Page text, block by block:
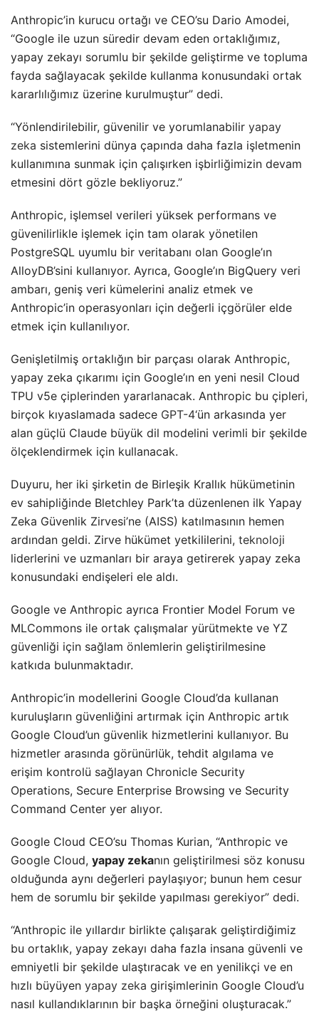
Anthropic’in kurucu ortağı ve CEO’su Dario Amodei,
“Google ile uzun süredir devam eden ortaklığımız,
yapay zekayı sorumlu bir şekilde geliştirme ve topluma
fayda sağlayacak şekilde kullanma konusundaki ortak
kararlılığımız üzerine kurulmuştur” dedi.
“Yönlendirilebilir, güvenilir ve yorumlanabilir yapay
zeka sistemlerini dünya çapında daha fazla işletmenin
kullanımına sunmak için çalışırken işbirliğimizin devam
etmesini dört gözle bekliyoruz.”
Anthropic, işlemsel verileri yüksek performans ve
güvenilirlikle işlemek için tam olarak yönetilen
PostgreSQL uyumlu bir veritabanı olan Google’ın
AlloyDB’sini kullanıyor. Ayrıca, Google’ın BigQuery veri
ambarı, geniş veri kümelerini analiz etmek ve
Anthropic’in operasyonları için değerli içgörüler elde
etmek için kullanılıyor.
Genişletilmiş ortaklığın bir parçası olarak Anthropic,
yapay zeka çıkarımı için Google’ın en yeni nesil Cloud
TPU v5e çiplerinden yararlanacak. Anthropic bu çipleri,
birçok kıyaslamada sadece GPT-4‘ün arkasında yer
alan güçlü Claude büyük dil modelini verimli bir şekilde
ölçeklendirmek için kullanacak.
Duyuru, her iki şirketin de Birleşik Krallık hükümetinin
ev sahipliğinde Bletchley Park’ta düzenlenen ilk Yapay
Zeka Güvenlik Zirvesi’ne (AISS) katılmasının hemen
ardından geldi. Zirve hükümet yetkililerini, teknoloji
liderlerini ve uzmanları bir araya getirerek yapay zeka
konusundaki endişeleri ele aldı.
Google ve Anthropic ayrıca Frontier Model Forum ve
MLCommons ile ortak çalışmalar yürütmekte ve YZ
güvenliği için sağlam önlemlerin geliştirilmesine
katkıda bulunmaktadır.
Anthropic’in modellerini Google Cloud’da kullanan
kuruluşların güvenliğini artırmak için Anthropic artık
Google Cloud’un güvenlik hizmetlerini kullanıyor. Bu
hizmetler arasında görünürlük, tehdit algılama ve
erişim kontrolü sağlayan Chronicle Security
Operations, Secure Enterprise Browsing ve Security
Command Center yer alıyor.
Google Cloud CEO’su Thomas Kurian, “Anthropic ve
Google Cloud, yapay zekanın geliştirilmesi söz konusu
olduğunda aynı değerleri paylaşıyor; bunun hem cesur
hem de sorumlu bir şekilde yapılması gerekiyor” dedi.
“Anthropic ile yıllardır birlikte çalışarak geliştirdiğimiz
bu ortaklık, yapay zekayı daha fazla insana güvenli ve
emniyetli bir şekilde ulaştıracak ve en yenilikçi ve en
hızlı büyüyen yapay zeka girişimlerinin Google Cloud’u
nasıl kullandıklarının bir başka örneğini oluşturacak.”